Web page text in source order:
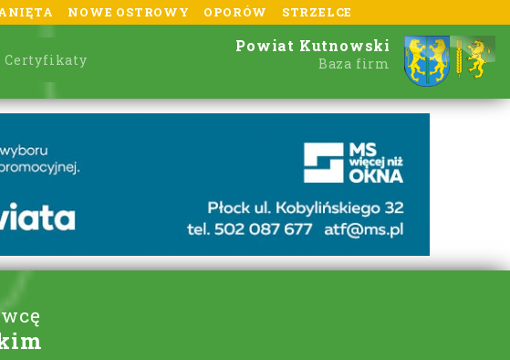
NOWE OSTROWY OPORÓW STRZELCE
Certyfikaty
Powiat Kutnowski
Baza firm